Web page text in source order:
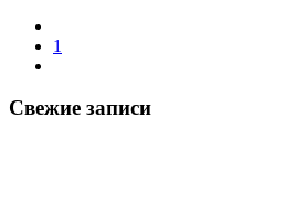
1
Свежие записи